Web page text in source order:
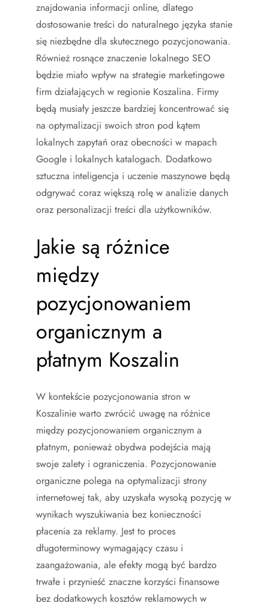
znajdowania informacji online, dlatego
dostosowanie treści do naturalnego języka stanie
się niezbędne dla skutecznego pozycjonowania.
Również rosnące znaczenie lokalnego SEO
będzie miało wpływ na strategie marketingowe
firm działających w regionie Koszalina. Firmy
będą musiały jeszcze bardziej koncentrować się
na optymalizacji swoich stron pod kątem
lokalnych zapytań oraz obecności w mapach
Google i lokalnych katalogach. Dodatkowo
sztuczna inteligencja i uczenie maszynowe będą
odgrywać coraz większą rolę w analizie danych
oraz personalizacji treści dla użytkowników.
Jakie są różnice
między
pozycjonowaniem
organicznym a
płatnym Koszalin
W kontekście pozycjonowania stron w
Koszalinie warto zwrócić uwagę na różnice
między pozycjonowaniem organicznym a
płatnym, ponieważ obydwa podejścia mają
swoje zalety i ograniczenia. Pozycjonowanie
organiczne polega na optymalizacji strony
internetowej tak, aby uzyskała wysoką pozycję w
wynikach wyszukiwania bez konieczności
płacenia za reklamy. Jest to proces
długoterminowy wymagający czasu i
zaangażowania, ale efekty mogą być bardzo
trwałe i przynieść znaczne korzyści finansowe
bez dodatkowych kosztów reklamowych w